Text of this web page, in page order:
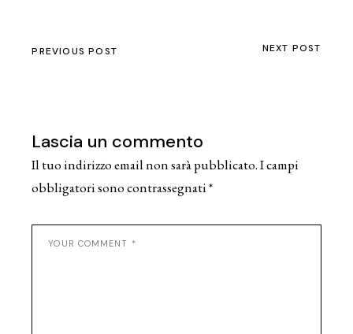
PREVIOUS POST NEXT POST
Lascia un commento
Il tuo indirizzo email non sarà pubblicato.I campi
obbligatori sono contrassegnati*